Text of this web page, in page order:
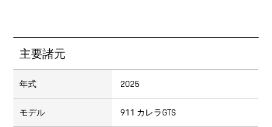
主要諸元
年式 2025
モデル 911 カレラGTS